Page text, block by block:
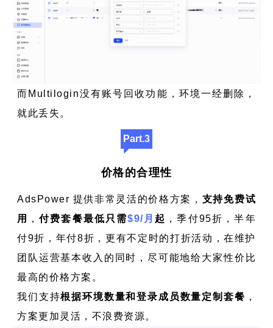
而Multilogin没有账号回收功能，环境一经删除，
就此丢失。
Part.3
价格的合理性
AdsPower 提供非常灵活的价格方案， 支持免费试
用
，付费套餐最低只需$9/月 起 ，季付95折，半年
付9折，年付8折，更有不定时的打折活动，在维护
团队运营基本收入的同时，尽可能地给大家性价比
最高的价格方案。
我们支持根据环境数量和登录成员数量定制套餐 ，
方案更加灵活，不浪费资源。